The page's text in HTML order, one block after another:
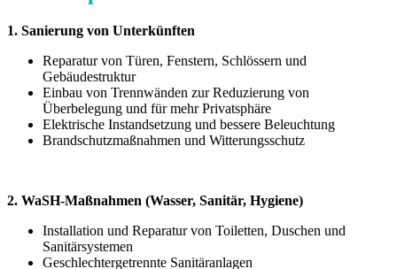
1. Sanierung von Unterkünften
Reparatur von Türen, Fenstern, Schlössern und
Gebäudestruktur
Einbau von Trennwänden zur Reduzierung von
Überbelegung und für mehr Privatsphäre
Elektrische Instandsetzung und bessere Beleuchtung
Brandschutzmaßnahmen und Witterungsschutz
2. WaSH-Maßnahmen (Wasser, Sanitär, Hygiene)
Installation und Reparatur von Toiletten, Duschen und
Sanitärsystemen
Geschlechtergetrennte Sanitäranlagen